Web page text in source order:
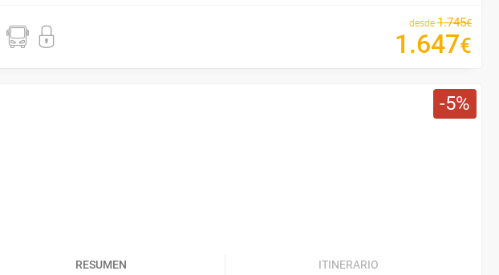
desde 1.745€
1 .647€
5
RESUMEN ITINERARIO